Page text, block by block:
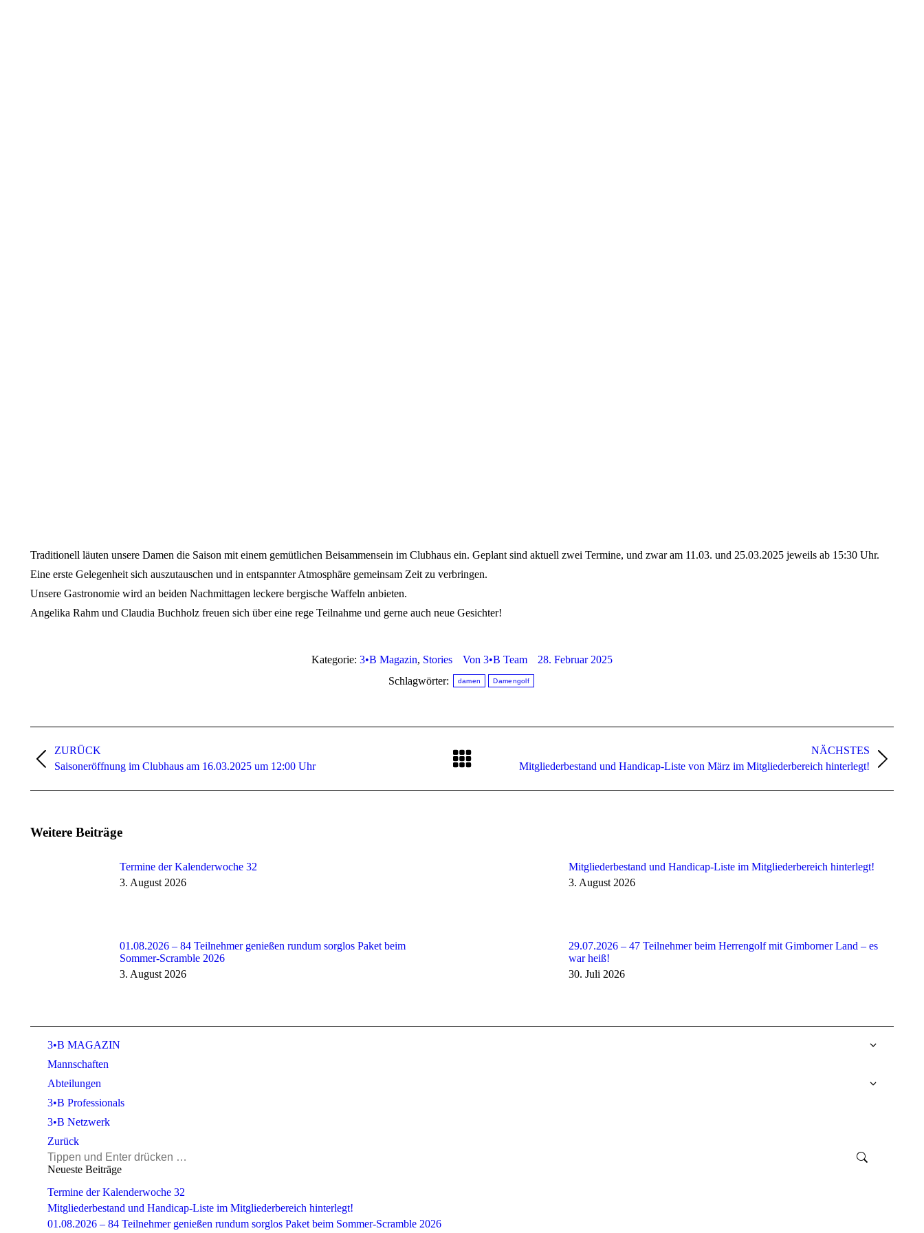
Traditionell läuten unsere Damen die Saison mit einem gemütlichen Beisammensein im Clubhaus ein. Geplant sind aktuell zwei Termine, und zwar am 11.03. und 25.03.2025 jeweils ab 15:30 Uhr.
Eine erste Gelegenheit sich auszutauschen und in entspannter Atmosphäre gemeinsam Zeit zu verbringen.
Unsere Gastronomie wird an beiden Nachmittagen leckere bergische Waffeln anbieten.
Angelika Rahm und Claudia Buchholz freuen sich über eine rege Teilnahme und gerne auch neue Gesichter!
Kategorie: 3•B Magazin, Stories Von 3•B Team
28. Februar 2025
Schlagwörter:
damen Damengolf
ZURÜCK
Vorheriger
Saisoneröffnung im Clubhaus am 16.03.2025 um 12:00 Uhr
NÄCHSTES
NächsterMitgliederbestand und Handicap-Liste von März im Mitgliederbereich hinterlegt!
Weitere Beiträge
Termine der Kalenderwoche 32
3. August 2026
Mitgliederbestand und Handicap-Liste im Mitgliederbereich hinterlegt!
3. August 2026
01.08.2026 – 84 Teilnehmer genießen rundum sorglos Paket beim
Sommer-Scramble 2026
3. August 2026
29.07.2026 – 47 Teilnehmer beim Herrengolf mit Gimborner Land – es
war heiß!
30. Juli 2026
3•B MAGAZIN
Mannschaften
Abteilungen
3•B Professionals
3•B Netzwerk
Zurück
Search:
Neueste Beiträge
Termine der Kalenderwoche 32
Mitgliederbestand und Handicap-Liste im Mitgliederbereich hinterlegt!
01.08.2026 – 84 Teilnehmer genießen rundum sorglos Paket beim Sommer-Scramble 2026